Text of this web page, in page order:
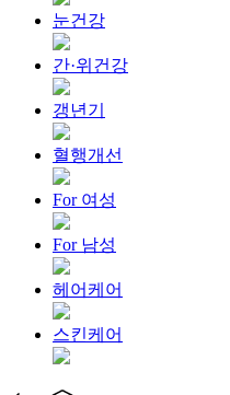
눈건강
간·위건강
갱년기
혈행개선
For 여성
For 남성
헤어케어
스킨케어